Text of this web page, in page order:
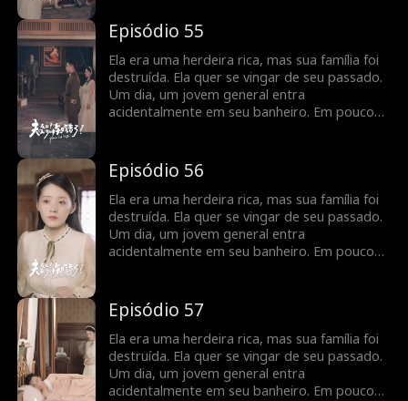
aprofundam à medida que buscam vingança
juntos.
Episódio 55
Ela era uma herdeira rica, mas sua família foi
destruída. Ela quer se vingar de seu passado.
Um dia, um jovem general entra
acidentalmente em seu banheiro. Em pouco
aprofundam à medida que buscam vingança
juntos.
Episódio 56
Ela era uma herdeira rica, mas sua família foi
destruída. Ela quer se vingar de seu passado.
Um dia, um jovem general entra
acidentalmente em seu banheiro. Em pouco
aprofundam à medida que buscam vingança
juntos.
Episódio 57
Ela era uma herdeira rica, mas sua família foi
destruída. Ela quer se vingar de seu passado.
Um dia, um jovem general entra
acidentalmente em seu banheiro. Em pouco